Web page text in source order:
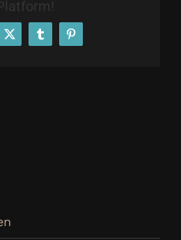
X TumblrPinterest